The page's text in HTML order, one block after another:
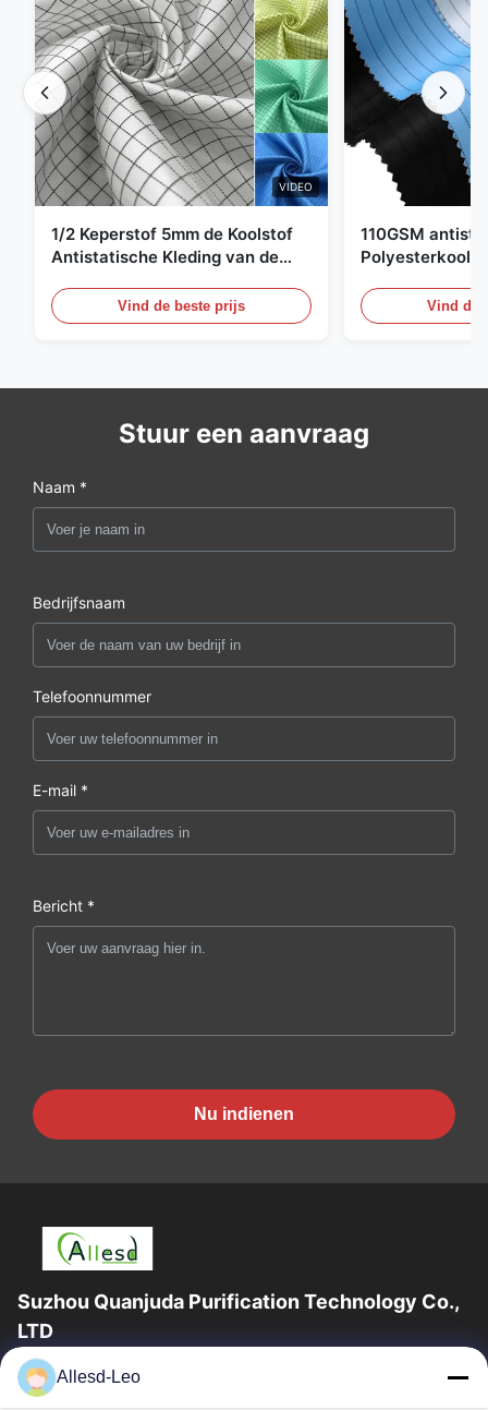
VIDEO
1/2 Keperstof 5mm de Koolstof
Antistatische Kleding van de
Vind de beste prijs
110GSM
Vind de
Stuur een aanvraag
Naam *
Bedrijfsnaam
Telefoonnummer
E-mail *
Bericht *
Nu indienen
Suzhou Quanjuda Purification Technology Co.,
LTD
16years ervaring, als belangrijke fabrikant en exporteur van
ESD & Cleanroom producten, bieden wij een volledige lijn van
Allesd-Leo